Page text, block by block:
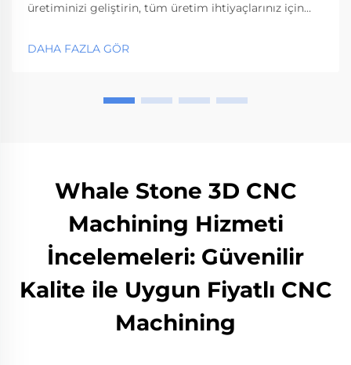
üretiminizi geliştirin, tüm üretim ihtiyaçlarınız için
DAHA FAZLA GÖR
Whale Stone 3D CNC
Machining Hizmeti
İncelemeleri: Güvenilir
Kalite ile Uygun Fiyatlı CNC
Machining